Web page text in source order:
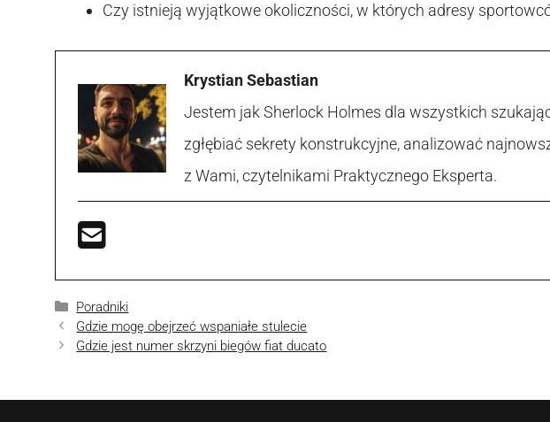
Czy istnieją wyjątkowe okoliczności, w których adresy
Krystian Sebastian
Jestem jak Sherlock Holmes dla wszystkich
zgłębiać sekrety konstrukcyjne, analizować
z Wami, czytelnikami Praktycznego Eksperta.
Kategorie
Poradniki
Gdzie mogę obejrzeć wspaniałe stulecie
Gdzie jest numer skrzyni biegów fiat ducato